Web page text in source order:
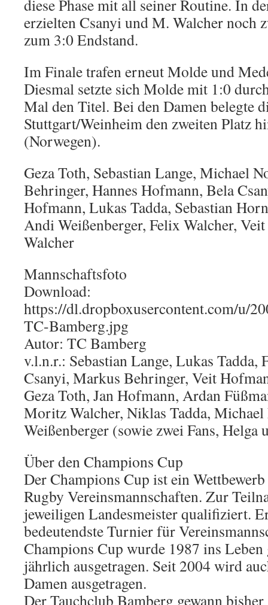
diese Phase mit all seiner Routine. In
erzielten Csanyi und M. Walcher noch
zum 3:0 Endstand.
Im Finale trafen erneut Molde und
Diesmal setzte sich Molde mit 1:0
Mal den Titel. Bei den Damen belegte
Stuttgart/Weinheim den zweiten Platz
(Norwegen).
Geza Toth, Sebastian Lange, Michael
Behringer, Hannes Hofmann, Bela
Hofmann, Lukas Tadda, Sebastian
Andi Weißenberger, Felix Walcher,
Walcher
Mannschaftsfoto
Download:
https://dl.dropboxusercontent.com/u/
TC-Bamberg.jpg
Autor: TC Bamberg
v.l.n.r.: Sebastian Lange, Lukas Tadda,
Csanyi, Markus Behringer, Veit
Geza Toth, Jan Hofmann, Ardan
Moritz Walcher, Niklas Tadda,
Weißenberger (sowie zwei Fans, Helga
Über den Champions Cup
Der Champions Cup ist ein
Rugby Vereinsmannschaften. Zur
jeweiligen Landesmeister qualifiziert.
bedeutendste Turnier für
Champions Cup wurde 1987 ins
jährlich ausgetragen. Seit 2004 wird
Damen ausgetragen.
Der Tauchclub Bamberg gewann